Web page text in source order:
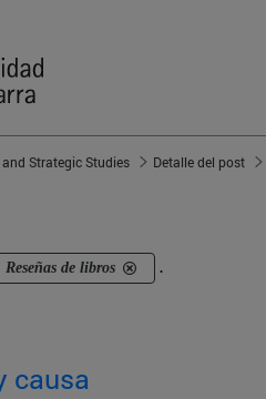
Strategic Studies Detalle del post
Reseñas de libros .
causa